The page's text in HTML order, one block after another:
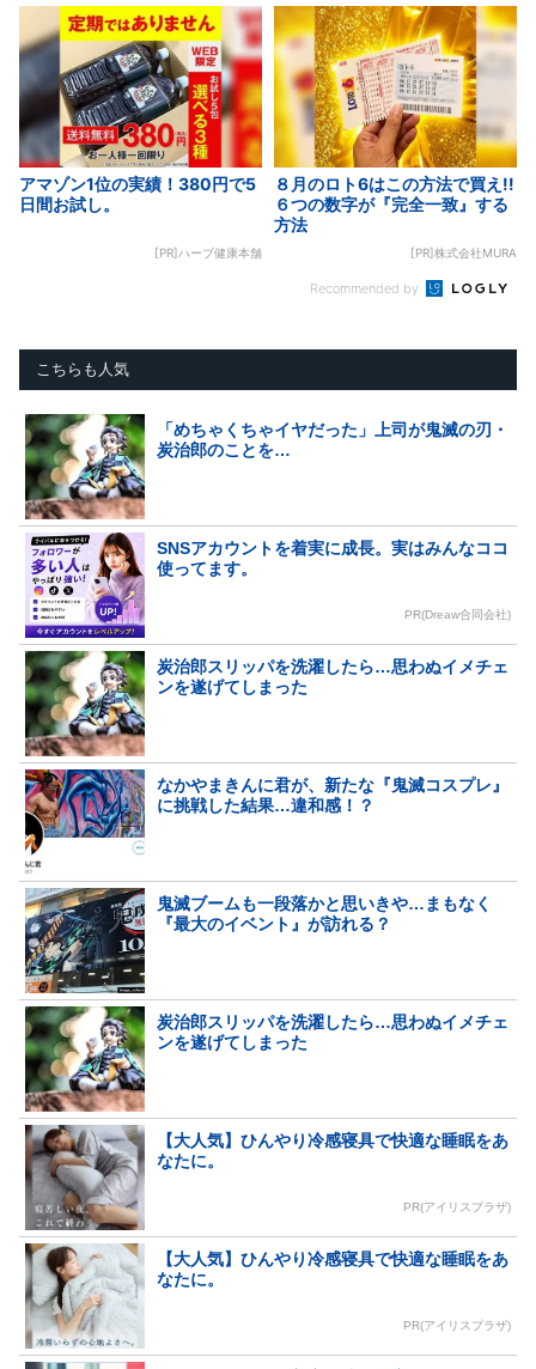
アマゾン1位の実績！380円で5
日間お試し。
[PR]ハーブ健康本舗
８月のロト6はこの方法で買え!!
６つの数字が『完全一致』する
方法
[PR]株式会社MURA
Recommended by
こちらも人気
「めちゃくちゃイヤだった」上司が鬼滅の刃・
炭治郎のことを…
SNSアカウントを着実に成長。実はみんなココ
使ってます。
PR(Dreaw合同会社)
炭治郎スリッパを洗濯したら…思わぬイメチェ
ンを遂げてしまった
なかやまきんに君が、新たな『鬼滅コスプレ』
に挑戦した結果…違和感！？
鬼滅ブームも一段落かと思いきや…まもなく
『最大のイベント』が訪れる？
炭治郎スリッパを洗濯したら…思わぬイメチェ
ンを遂げてしまった
【大人気】ひんやり冷感寝具で快適な睡眠をあ
なたに。
PR(アイリスプラザ)
【大人気】ひんやり冷感寝具で快適な睡眠をあ
なたに。
PR(アイリスプラザ)